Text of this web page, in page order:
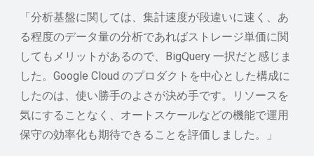
「分析基盤に関しては、集計速度が段違いに速く、あ
る程度のデータ量の分析であればストレージ単価に関
してもメリットがあるので、BigQuery 一択だと感じま
した。Google Cloud のプロダクトを中心とした構成に
したのは、使い勝手のよさが決め手です。リソースを
気にすることなく、オートスケールなどの機能で運用
保守の効率化も期待できることを評価しました。」